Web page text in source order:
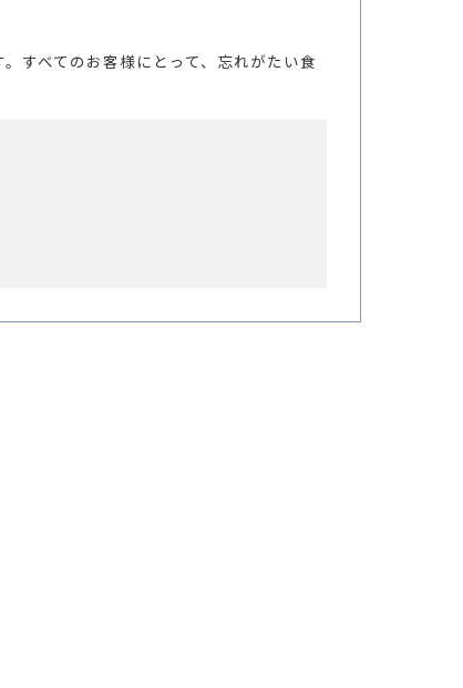
すべてのお客様にとって、忘れがたい食